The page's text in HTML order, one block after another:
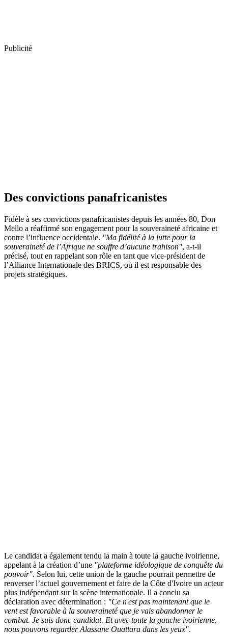
Publicité
Des convictions panafricanistes
Fidèle à ses convictions panafricanistes depuis les années 80, Don
Mello a réaffirmé son engagement pour la souveraineté africaine et
contre l’influence occidentale. "Ma fidélité à la lutte pour la
souveraineté de l’Afrique ne souffre d’aucune trahison", a-t-il
précisé, tout en rappelant son rôle en tant que vice-président de
l’Alliance Internationale des BRICS, où il est responsable des
projets stratégiques.
Le candidat a également tendu la main à toute la gauche ivoirienne,
appelant à la création d’une "plateforme idéologique de conquête du
pouvoir". Selon lui, cette union de la gauche pourrait permettre de
renverser l’actuel gouvernement et faire de la Côte d'Ivoire un acteur
plus indépendant sur la scène internationale. Il a conclu sa
déclaration avec détermination : "Ce n'est pas maintenant que le
vent est favorable à la souveraineté que je vais abandonner le
combat. Je suis donc candidat. Et avec toute la gauche ivoirienne,
nous pouvons regarder Alassane Ouattara dans les yeux".